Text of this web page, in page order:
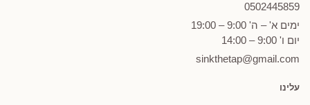
0502445859
ימים א' – ה' 9:00 – 19:00
יום ו' 9:00 – 14:00
sinkthetap@gmail.com
עלינו